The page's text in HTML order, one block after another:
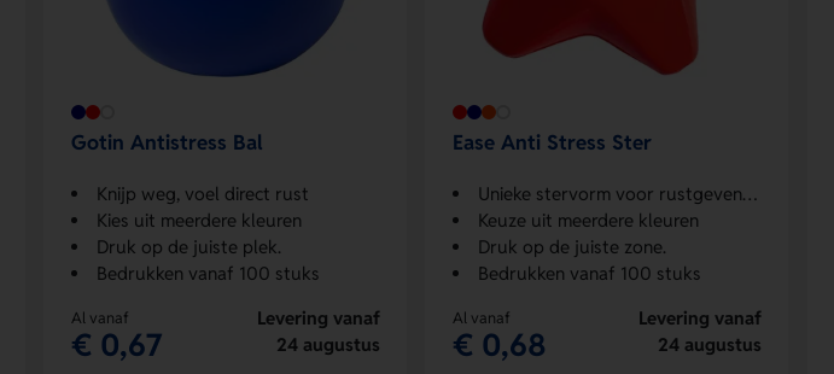
Gotin Antistress Bal
Knijp weg, voel direct rust
Kies uit meerdere kleuren
Druk op de juiste plek.
Bedrukken vanaf 100 stuks
Al vanaf
€ 0,67
Levering vanaf
24 augustus
Ease Anti Stress Ster
Unieke stervorm voor rustgevende grip
Keuze uit meerdere kleuren
Druk op de juiste zone.
Bedrukken vanaf 100 stuks
Al vanaf
€ 0,68
Levering vanaf
24 augustus